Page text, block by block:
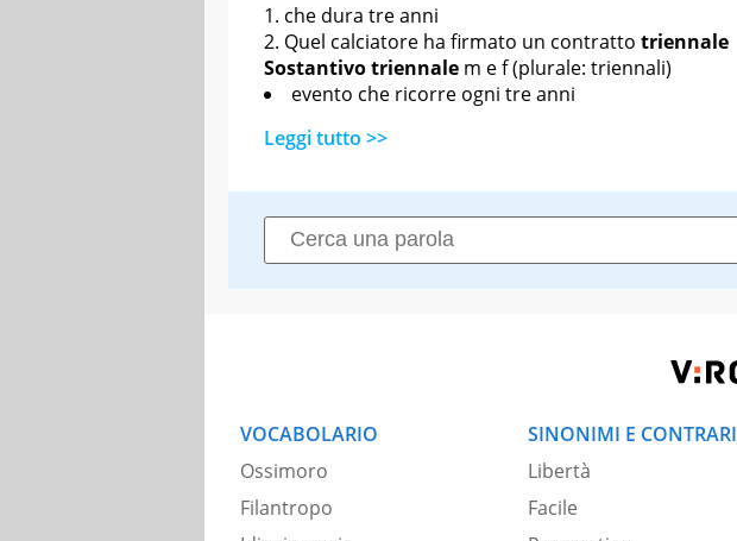
che dura tre anni
Quel calciatore ha firmato un contratto triennale
Sostantivotriennale m ef(plurale: triennali)
evento che ricorre ogni tre anni
Leggi tutto >>
VOCABOLARIO
Ossimoro
Filantropo
SINONIMI E CONTRARI
Libertà
Facile